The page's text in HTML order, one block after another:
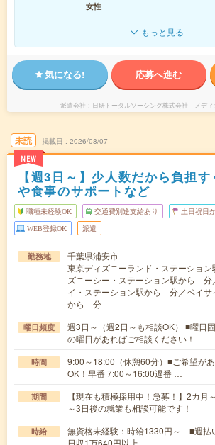
女性
もっと見る
気になる! 応募へ進む
派遣会社 日研トータルソーシング株式会社 メディ
未読
NEW
掲載日 2026/08/07
【週3日～】少人数だから負担
や食事のサポートなど
職種未経験OK 交通費別途支給あり 土日祝日
WEB登録OK 派遣
勤務地
千葉県浦安市
東京ディズニーランド・ステーショ
ズニーシー・ステーション駅から---
イ・ステーション駅から---分／ベイ
から---分
曜日頻度
週3日～（週2日～も相談OK） ■曜日
の曜日があればご相談ください！
時間
9:00～18:00（休憩60分）■ご希望が
OK！早番 7:00～16:00遅番 …
期間
【現在も積極採用中！急募！】2カ
～3日後の就業も相談可能です！
時給
無資格未経験：時給1330円～ ■週
日収1万640円以上